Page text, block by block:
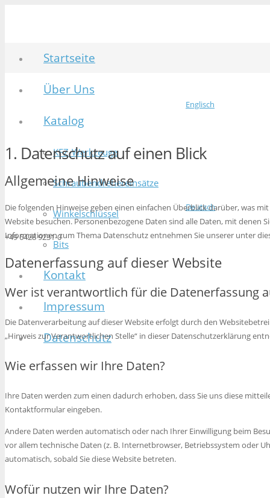
Englisch
Deutsch
+49 6428 9231-0
Startseite
Über Uns
Katalog
KFZ-Werkzeuge
Schraubendrehereinsätze
Winkelschlüssel
Bits
Kontakt
Impressum
Datenschutz
1. Datenschutz auf einen Blick
Allgemeine Hinweise
Die folgenden Hinweise geben einen einfachen Überblick darüber, was
Website besuchen. Personenbezogene Daten sind alle Daten, mit denen
Informationen zum Thema Datenschutz entnehmen Sie unserer unter
Datenerfassung auf dieser Website
Wer ist verantwortlich für die Datenerfassung
Die Datenverarbeitung auf dieser Website erfolgt durch den
„Hinweis zur Verantwortlichen Stelle“ in dieser Datenschutzerklärung
Wie erfassen wir Ihre Daten?
Ihre Daten werden zum einen dadurch erhoben, dass Sie uns diese
Kontaktformular eingeben.
Andere Daten werden automatisch oder nach Ihrer Einwilligung beim
vor allem technische Daten (z. B. Internetbrowser, Betriebssystem oder
automatisch, sobald Sie diese Website betreten.
Wofür nutzen wir Ihre Daten?